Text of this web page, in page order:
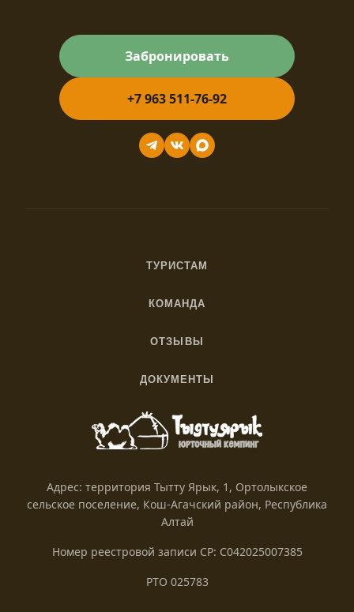
Забронировать
+7 963 511-76-92
Адрес: территория Тытту Ярык, 1, Ортолыкское
сельское поселение, Кош-Агачский район, Республика
Алтай
Номер реестровой записи СР: С042025007385
РТО 025783
ТУРИСТАМ
С питомцами
КОМАНДА
Волонтерство
Партнёрам
ОТЗЫВЫ
Tripadvisor
2Gis
ДОКУМЕНТЫ
Согласие
Реквизиты